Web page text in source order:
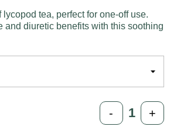
lycopod tea, perfect for one-off use.
and diuretic benefits with this soothing
- +